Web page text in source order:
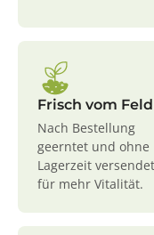
Frisch vom Feld
Nach Bestellung
geerntet und ohne
Lagerzeit
für mehr Vitalität.